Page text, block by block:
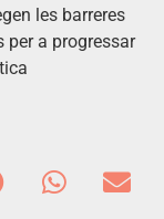
les barreres
per a progressar